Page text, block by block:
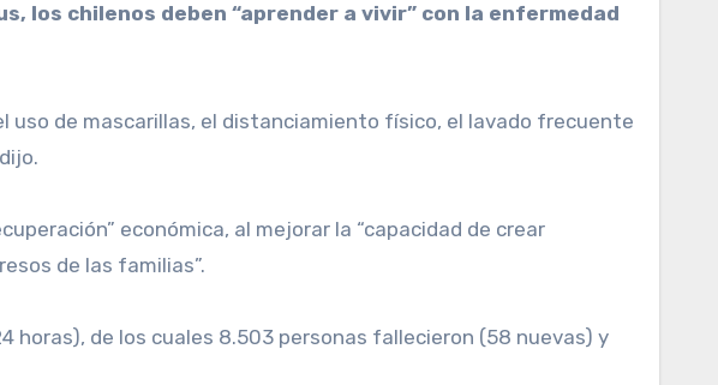
los chilenos deben “aprender a vivir” con la enfermedad
uso de mascarillas, el distanciamiento físico, el lavado frecuente
económica, al mejorar la “capacidad de crear
de las familias”.
horas), de los cuales 8.503 personas fallecieron (58 nuevas) y